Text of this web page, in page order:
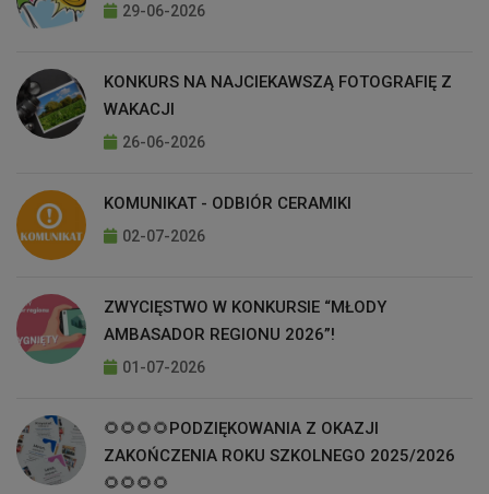
29-06-2026
KONKURS NA NAJCIEKAWSZĄ FOTOGRAFIĘ Z
WAKACJI
26-06-2026
KOMUNIKAT - ODBIÓR CERAMIKI
02-07-2026
ZWYCIĘSTWO W KONKURSIE “MŁODY
AMBASADOR REGIONU 2026”!
01-07-2026
🌻🌻🌻🌻PODZIĘKOWANIA Z OKAZJI
ZAKOŃCZENIA ROKU SZKOLNEGO 2025/2026
🌻🌻🌻🌻